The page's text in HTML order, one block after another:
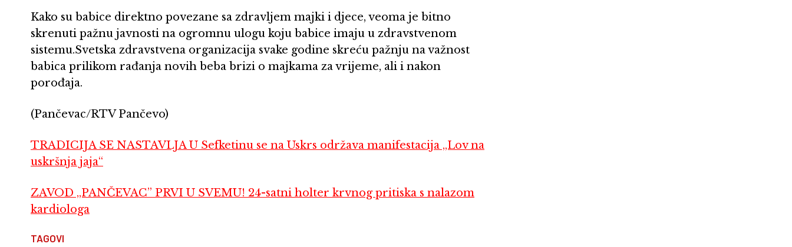
Kako su babice direktno povezane sa zdravljem majki i djece, veoma je bitno
skrenuti pažnu javnosti na ogromnu ulogu koju babice imaju u zdravstvenom
sistemu.Svetska zdravstvena organizacija svake godine skreću pažnju na važnost
babica prilikom rađanja novih beba brizi o majkama za vrijeme, ali i nakon
porođaja.
(Pančevac/RTV Pančevo)
TRADICIJA SE NASTAVLJA U Sefketinu se na Uskrs održava manifestacija „Lov na
uskršnja jaja“
ZAVOD „PANČEVAC” PRVI U SVEMU! 24-satni holter krvnog pritiska s nalazom
kardiologa
TAGOVI